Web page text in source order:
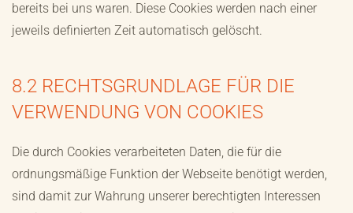
bereits bei uns waren. Diese Cookies werden nach einer
jeweils definierten Zeit automatisch gelöscht.
8.2 RECHTSGRUNDLAGE FÜR DIE
VERWENDUNG VON COOKIES
Die durch Cookies verarbeiteten Daten, die für die
ordnungsmäßige Funktion der Webseite benötigt werden,
sind damit zur Wahrung unserer berechtigten Interessen